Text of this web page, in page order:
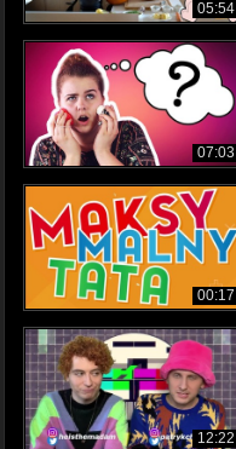
05:54
07:03
00:17
12:22